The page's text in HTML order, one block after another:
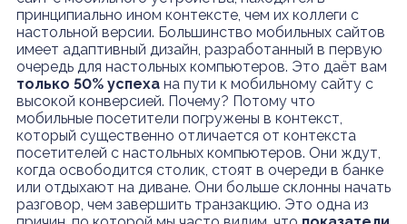
принципиально ином контексте, чем их коллеги c
настольной версии. Большинство мобильных сайтов
имеет адаптивный дизайн, разработанный в первую
очередь для настольных компьютеров. Это даёт вам
только 50% успехана пути к мобильному сайту с
высокой конверсией. Почему? Потому что
мобильные посетители погружены в контекст,
который существенно отличается от контекста
посетителей с настольных компьютеров. Они ждут,
когда освободится столик, стоят в очереди в банке
или отдыхают на диване. Они больше склонны начать
разговор, чем завершить транзакцию. Это одна из